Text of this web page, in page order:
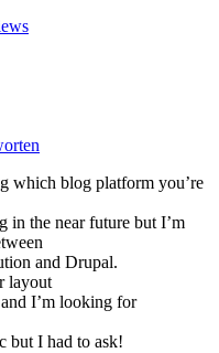
which blog platform you’re
in the near future but I’m
and Drupal.
layout
I’m looking for
but I had to ask!